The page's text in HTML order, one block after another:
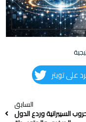
على تويتر
السابق
السيبرانية وردع الدول